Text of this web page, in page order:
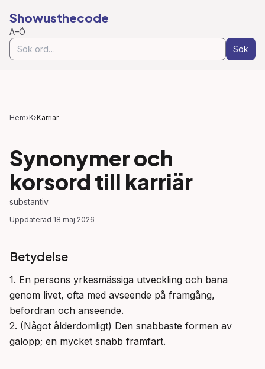
Showusthecode
A–Ö
Sök
Hem›K›Karriär
Synonymer och
korsord till karriär
substantiv
Uppdaterad 18 maj 2026
Betydelse
1. En persons yrkesmässiga utveckling och bana
genom livet, ofta med avseende på framgång,
befordran och anseende.
2. (Något ålderdomligt) Den snabbaste formen av
galopp; en mycket snabb framfart.